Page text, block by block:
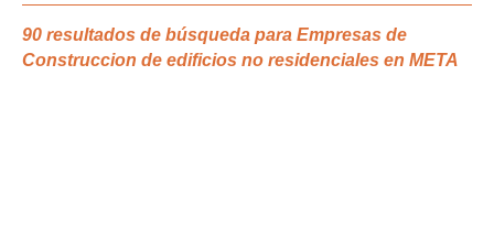
90 resultados de búsqueda para Empresas de
Construccion de edificios no residenciales en META